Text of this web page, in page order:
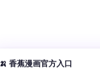
🍌 香蕉漫画官方入口